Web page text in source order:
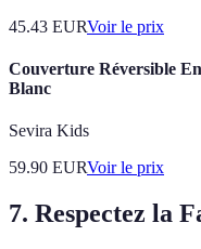
45.43 EURVoir le prix
Couverture Réversible
Blanc
Sevira Kids
59.90 EURVoir le prix
7. Respectez la